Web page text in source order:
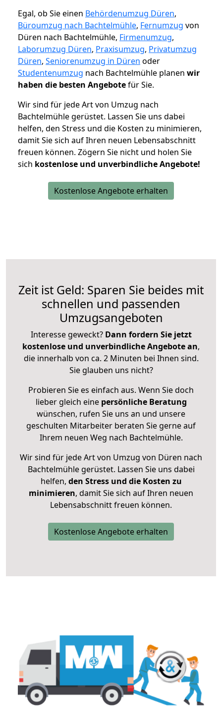
Egal, ob Sie einen Behördenumzug Düren,
Büroumzug nach Bachtelmühle, Fernumzug von
Düren nach Bachtelmühle, Firmenumzug,
Laborumzug Düren, Praxisumzug, Privatumzug
Düren, Seniorenumzug in Düren oder
Studentenumzug nach Bachtelmühle planen wir
haben die besten Angebotefür Sie.
Wir sind für jede Art von Umzug nach
Bachtelmühle gerüstet. Lassen Sie uns dabei
helfen, den Stress und die Kosten zu minimieren,
damit Sie sich auf Ihren neuen Lebensabschnitt
freuen können. Zögern Sie nicht und holen Sie
sich kostenlose und unverbindliche Angebote!
Kostenlose Angebote erhalten
Zeit ist Geld: Sparen Sie beides mit
schnellen und passenden
Umzugsangeboten
Interesse geweckt? Dann fordern Sie jetzt
kostenlose und unverbindliche Angebote an,
die innerhalb von ca. 2 Minuten bei Ihnen sind.
Sie glauben uns nicht?
Probieren Sie es einfach aus. Wenn Sie doch
lieber gleich eine persönliche Beratung
wünschen, rufen Sie uns an und unsere
geschulten Mitarbeiter beraten Sie gerne auf
Ihrem neuen Weg nach Bachtelmühle.
Wir sind für jede Art von Umzug von Düren nach
Bachtelmühle gerüstet. Lassen Sie uns dabei
helfen, den Stress und die Kosten zu
minimieren, damit Sie sich auf Ihren neuen
Lebensabschnitt freuen können.
Kostenlose Angebote erhalten